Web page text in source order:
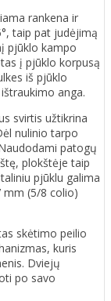
rankena ir
taip pat judėjimą
pjūklo kampo
į pjūklo korpusą
iš pjūklo
anga.
svirtis užtikrina
nulinio tarpo
patogų
plokštėje taip
pjūklu galima
mm (5/8 colio)
skėtimo peilio
kuris
Dviejų
po savo